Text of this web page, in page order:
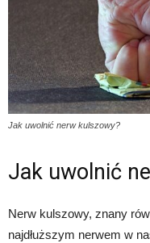
Jak uwolnić nerw kulszowy?
Jak uwolnić
Nerw kulszowy, znany
najdłuższym nerwem w